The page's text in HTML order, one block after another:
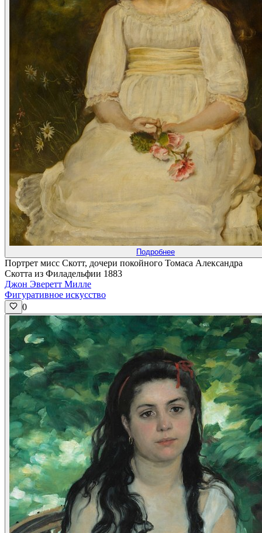
Подробнее
Портрет мисс Скотт, дочери покойного Томаса Александра
Скотта из Филадельфии 1883
Джон Эверетт Милле
Фигуративное искусство
0